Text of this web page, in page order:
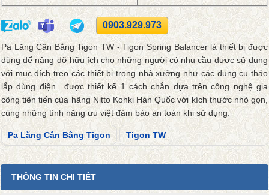
0903.929.973
Pa Lăng Cân Bằng Tigon TW - Tigon Spring Balancer là thiết bị được
dùng để nâng đỡ hữu ích cho những người có nhu cầu được sử dụng
với mục đích treo các thiết bị trong nhà xưởng như các dụng cụ tháo
lắp dùng điện…được thiết kế 1 cách chắn dựa trên công nghệ gia
công tiên tiến của hãng Nitto Kohki Hàn Quốc với kích thước nhỏ gọn,
cùng những tính năng ưu việt đảm bảo an toàn khi sử dụng.
Pa Lăng Cân Bằng Tigon Tigon TW
THÔNG TIN CHI TIẾT